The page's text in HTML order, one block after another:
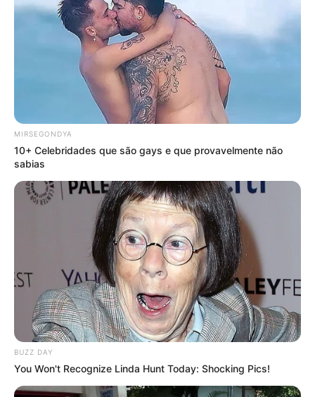
MIRSEGONDYA
10+ Celebridades que são gays e que provavelmente não
sabias
BUZZ DAY
You Won't Recognize Linda Hunt Today: Shocking Pics!